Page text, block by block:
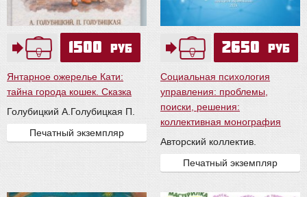
1500 руб
Янтарное ожерелье Кати:
тайна города кошек. Сказка
Голубицкий А. Голубицкая П.
Печатный экземпляр
2650 руб
Социальная психология
управления: проблемы,
поиски, решения:
коллективная монография
Авторский коллектив.
Печатный экземпляр